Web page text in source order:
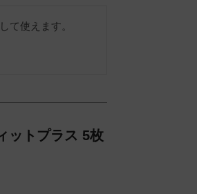
て使えます。
ットプラス 5枚